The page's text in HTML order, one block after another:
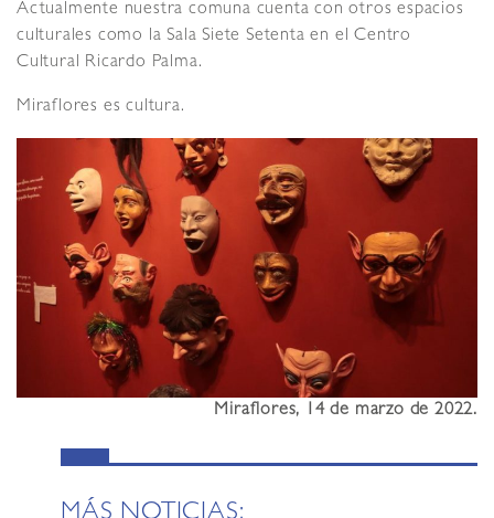
Actualmente nuestra comuna cuenta con otros espacios
culturales como la Sala Siete Setenta en el Centro
Cultural Ricardo Palma.
Miraflores es cultura.
Miraflores, 14 de marzo de 2022.